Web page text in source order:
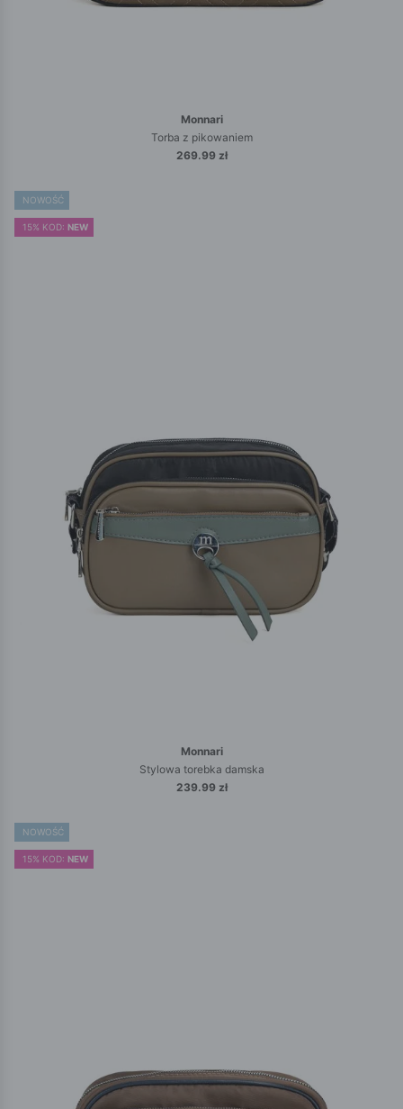
Monnari
Torba z pikowaniem
269.99 zł
NOWOŚĆ
15% KOD: NEW
Monnari
Stylowa torebka damska
239.99 zł
NOWOŚĆ
15% KOD: NEW